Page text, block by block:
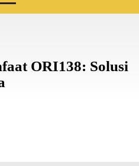
ORI138: Solusi